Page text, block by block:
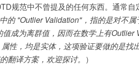
规范中不曾提及的任何东西。通常
的 "Outlier Validation"，指的是对不
成为离群值，因而在数学上有
性，均是实体，这项验证要做的是找
翻译方案，欢迎探讨。 ）